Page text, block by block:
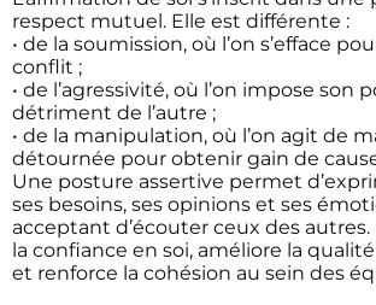
respect mutuel. Elle est différente :
• de la soumission, où l’on s’efface
conflit ;
• de l’agressivité, où l’on impose son
détriment de l’autre ;
• de la manipulation, où l’on agit de
détournée pour obtenir gain de
Une posture assertive permet
ses besoins, ses opinions et ses
acceptant d’écouter ceux des
la confiance en soi, améliore la
et renforce la cohésion au sein des